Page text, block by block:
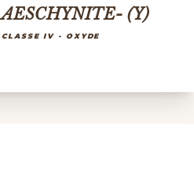
AESCHYNITE- (Y)
CLASSE IV - OXYDE